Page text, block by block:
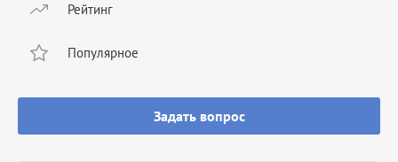
Рейтинг
Популярное
Задать вопрос